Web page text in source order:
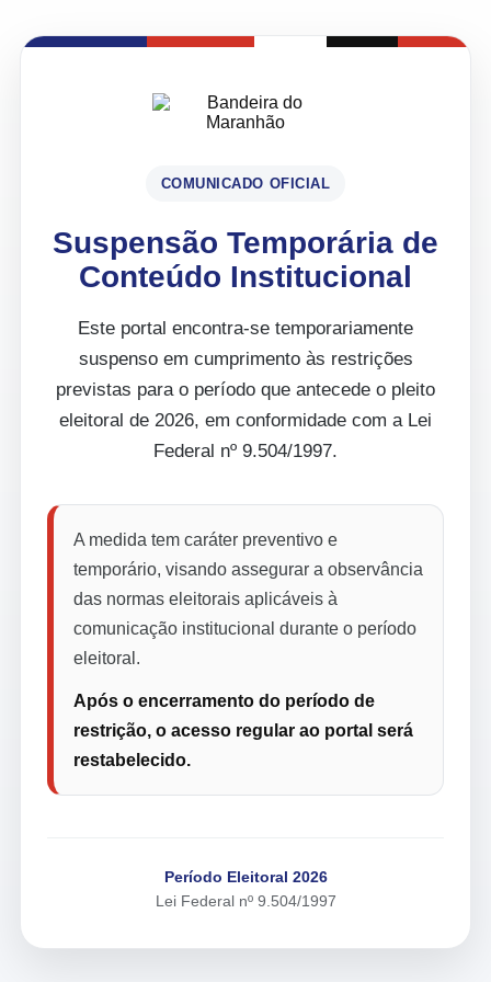
COMUNICADO OFICIAL
Suspensão Temporária de
Conteúdo Institucional
Este portal encontra-se temporariamente
suspenso em cumprimento às restrições
previstas para o período que antecede o pleito
eleitoral de 2026, em conformidade com a Lei
Federal nº 9.504/1997.
A medida tem caráter preventivo e
temporário, visando assegurar a observância
das normas eleitorais aplicáveis à
comunicação institucional durante o período
eleitoral.
Após o encerramento do período de
restrição, o acesso regular ao portal será
restabelecido.
Período Eleitoral 2026
Lei Federal nº 9.504/1997